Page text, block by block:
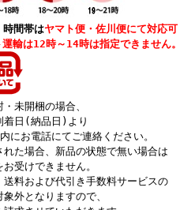
間帯はヤマト便・佐川便にて対応可
輸は12時～14時は指定できません。
未開梱の場合、
日(納品日)より
にお電話にてご連絡ください。
た場合、新品の状態で無い場合は
受けできません。
料および代引き手数料サービスの
外となりますので、